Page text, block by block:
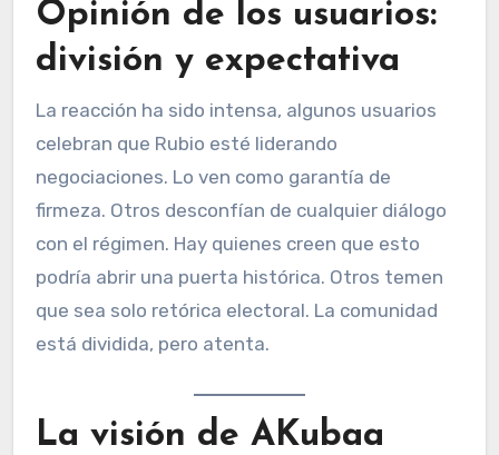
Opinión de los usuarios:
división y expectativa
La reacción ha sido intensa, algunos usuarios
celebran que Rubio esté liderando
negociaciones. Lo ven como garantía de
firmeza. Otros desconfían de cualquier diálogo
con el régimen. Hay quienes creen que esto
podría abrir una puerta histórica. Otros temen
que sea solo retórica electoral. La comunidad
está dividida, pero atenta.
La visión de AKubaa